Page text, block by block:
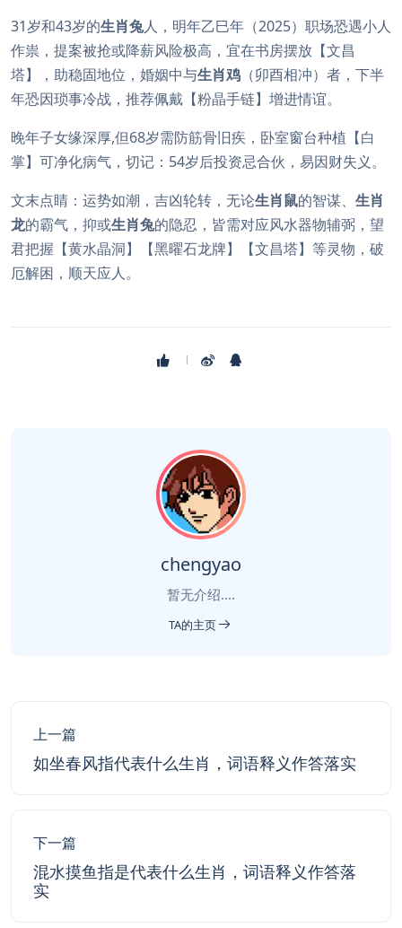
31岁和43岁的生肖兔人，明年乙巳年（2025）职场恐遇小人
作祟，提案被抢或降薪风险极高，宜在书房摆放【文昌
塔】，助稳固地位，婚姻中与生肖鸡 （卯酉相冲）者，下半
年恐因琐事冷战，推荐佩戴【粉晶手链】增进情谊。
晚年子女缘深厚,但68岁需防筋骨旧疾，卧室窗台种植【白
掌】可净化病气，切记：54岁后投资忌合伙，易因财失义。
文末点睛：运势如潮，吉凶轮转，无论生肖鼠的智谋、 生肖
龙的霸气，抑或生肖兔的隐忍，皆需对应风水器物辅弼，望
君把握【黄水晶洞】【黑曜石龙牌】【文昌塔】等灵物，破
厄解困，顺天应人。
chengyao
暂无介绍....
TA的主页
上一篇
如坐春风指代表什么生肖，词语释义作答落实
下一篇
混水摸鱼指是代表什么生肖，词语释义作答落
实